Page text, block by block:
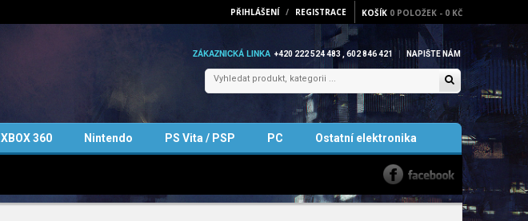
PŘIHLÁŠENÍ / REGISTRACE KOŠÍK 0 POLOŽEK - 0 KČ
ZÁKAZNICKÁ LINKA +420 222 524 483 , 602 846 421 NAPIŠTE NÁM
XBOX 360 Nintendo PS Vita / PSP PC Ostatní elektronika